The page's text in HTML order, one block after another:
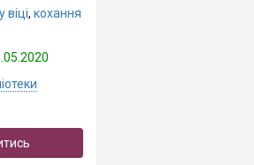
віці, кохання